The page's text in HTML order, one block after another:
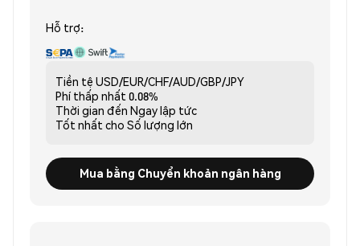
Hỗ trợ:
Tiền tệ USD/EUR/CHF/AUD/GBP/JPY
Phí thấp nhất 0.08%
Thời gian đến Ngay lập tức
Tốt nhất cho Số lượng lớn
Mua bằng Chuyển khoản ngân hàng